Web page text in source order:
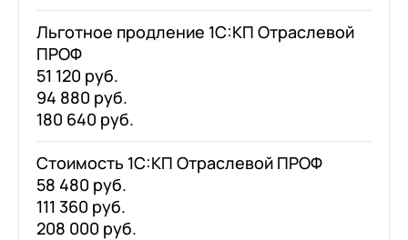
Льготное продление 1С:КП Отраслевой
ПРОФ
51 120 руб.
94 880 руб.
180 640 руб.
Стоимость 1С:КП Отраслевой ПРОФ
58 480 руб.
111 360 руб.
208 000 руб.